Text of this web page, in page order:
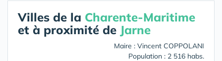
Villes de la Charente-Maritime
et à proximité de Jarne
Maire : Vincent COPPOLANI
Population : 2 516 habs.